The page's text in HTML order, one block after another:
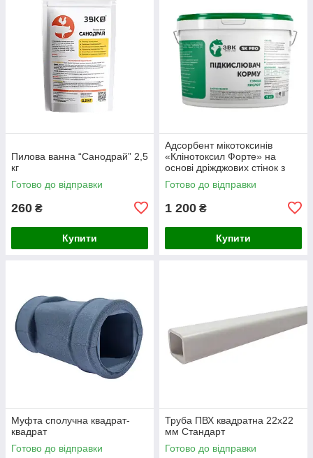
Пилова ванна “Санодрай” 2,5
кг
Готово до відправки
260 ₴
Купити
Адсорбент мікотоксинів
«Клінотоксил Форте» на
основі дріжджових стінок з
гепатопротектором 5 кг
Готово до відправки
1 200 ₴
Купити
Муфта сполучна квадрат-
квадрат
Готово до відправки
Труба ПВХ квадратна 22х22
мм Стандарт
Готово до відправки